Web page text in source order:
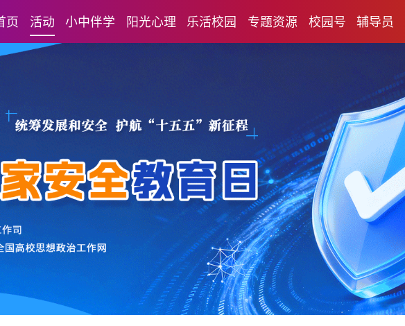
页 活动 小中伴学 阳光心理 乐活校园 专题资源 校园号 辅导员